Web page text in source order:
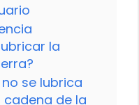
la
se lubrica
de la